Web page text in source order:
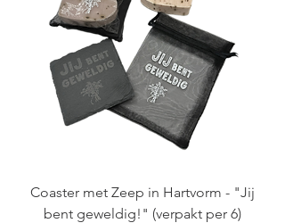
Coaster met Zeep in Hartvorm - "Jij
bent geweldig!" (verpakt per 6)